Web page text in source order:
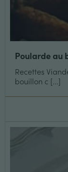
Poularde au
Recettes
bouillon c [...]